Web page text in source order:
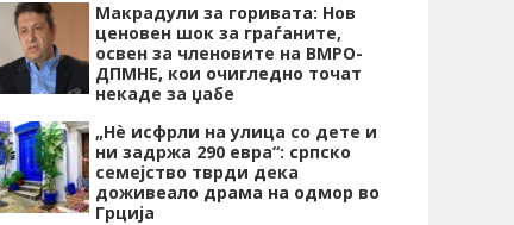
Макрадули за горивата: Нов
ценовен шок за граѓаните,
освен за членовите на ВМРО-
ДПМНЕ, кои очигледно точат
некаде за џабе
„Нѐ исфрли на улица со дете и
ни задржа 290 евра“: српско
семејство тврди дека
доживеало драма на одмор во
Грција